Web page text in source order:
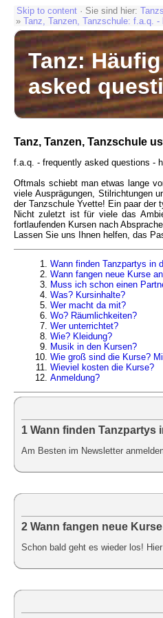
Skip to content · Sie sind hier:
» Tanz, Tanzen, Tanzschule: f.a.q.
Tanz:
asked
Tanz, Tanzen, Tanzschule
f.a.q. - frequently asked questions -
Oftmals schiebt man etwas lange
viele Ausprägungen, Stilrichtungen
der Tanzschule Yvette! Ein paar der
Nicht zuletzt ist für viele das
fortlaufenden Kursen nach
Lassen Sie uns Ihnen helfen, das
Wann finden Tanzpartys in
Wann fangen neue Kurse
Muss ich schon einen
Was? Kursinhalte?
Wer macht da mit?
Wo? Räumlichkeiten?
Wer unterrichtet?
Wie? Kleidung?
Musik in den Kursen?
Wie groß sind die Kurse?
Wieviel kosten die Kurse?
Anmeldung?
1 Wann finden Tanzpartys
Am Besten im Newsletter
2 Wann fangen neue
Schon bald geht es wieder los!